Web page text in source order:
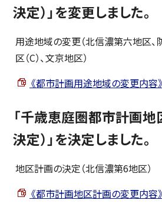
決定）」を変更しました。
用途地域の変更（北信濃第六地区
区（C）、文京地区）
《都市計画用途地域の変更内容
「千歳恵庭圏都市計画地
決定）」を決定しました。
地区計画の決定（北信濃第6地区）
《都市計画地区計画の変更内容